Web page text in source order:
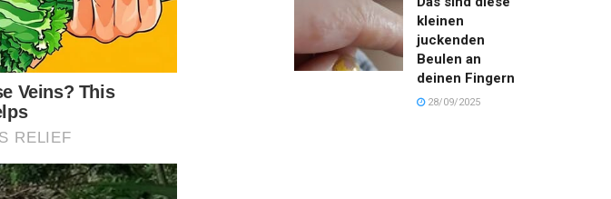
kleinen
juckenden
Beulen an
deinen Fingern
28/09/2025